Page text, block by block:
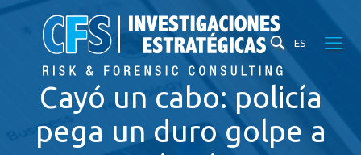
ES
Cayó un cabo: policía
pega un duro golpe a